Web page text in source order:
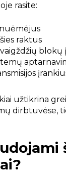
rasite:
raktus
blokų
užtikrina
dirbtuvėse,